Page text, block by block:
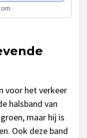
voor het verkeer
halsband van
maar hij is
Ook deze band